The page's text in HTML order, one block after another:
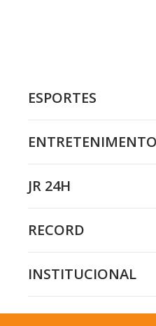
ESPORTES
ENTRETENIMENTO
JR 24H
RECORD
INSTITUCIONAL